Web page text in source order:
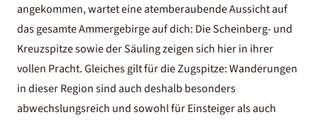
angekommen, wartet eine atemberaubende Aussicht auf
das gesamte Ammergebirge auf dich: Die Scheinberg- und
Kreuzspitze sowie der Säuling zeigen sich hier in ihrer
vollen Pracht. Gleiches gilt für dieZugspitze: Wanderungen
in dieser Region sind auch deshalb besonders
abwechslungsreich und sowohl für Einsteiger als auch